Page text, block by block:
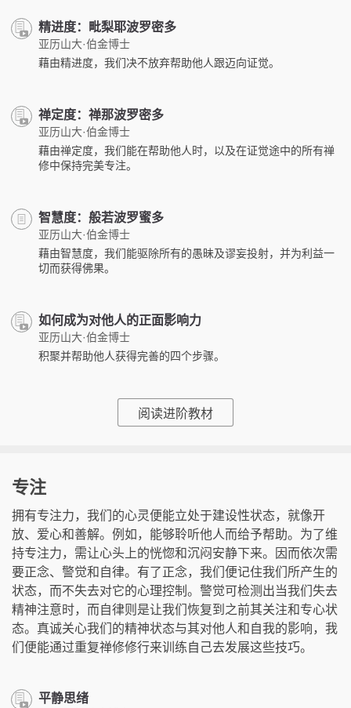
精进度：毗梨耶波罗密多
亚历山大·伯金博士
藉由精进度，我们决不放弃帮助他人跟迈向证觉。
禅定度：禅那波罗密多
亚历山大·伯金博士
藉由禅定度，我们能在帮助他人时，以及在证觉途中的所有禅
修中保持完美专注。
智慧度：般若波罗蜜多
亚历山大·伯金博士
藉由智慧度，我们能驱除所有的愚昧及谬妄投射，并为利益一
切而获得佛果。
如何成为对他人的正面影响力
亚历山大·伯金博士
积聚并帮助他人获得完善的四个步骤。
阅读进阶教材
专注
拥有专注力，我们的心灵便能立处于建设性状态，就像开
放、爱心和善解。例如，能够聆听他人而给予帮助。为了维
持专注力，需让心头上的恍惚和沉闷安静下来。因而依次需
要正念、警觉和自律。有了正念，我们便记住我们所产生的
状态，而不失去对它的心理控制。警觉可检测出当我们失去
精神注意时，而自律则是让我们恢复到之前其关注和专心状
态。真诚关心我们的精神状态与其对他人和自我的影响，我
们便能通过重复禅修修行来训练自己去发展这些技巧。
平静思绪